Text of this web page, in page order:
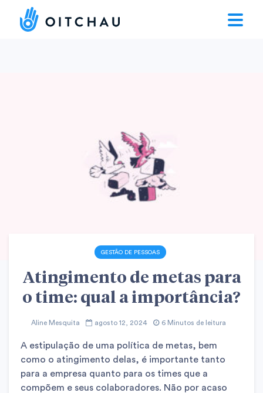
GESTÃO DE PESSOAS
Atingimento de metas para
o time: qual a importância?
Aline Mesquita agosto 12, 2024 6 Minutos de leitura
A estipulação de uma política de metas, bem
como o atingimento delas, é importante tanto
para a empresa quanto para os times que a
compõem e seus colaboradores. Não por acaso